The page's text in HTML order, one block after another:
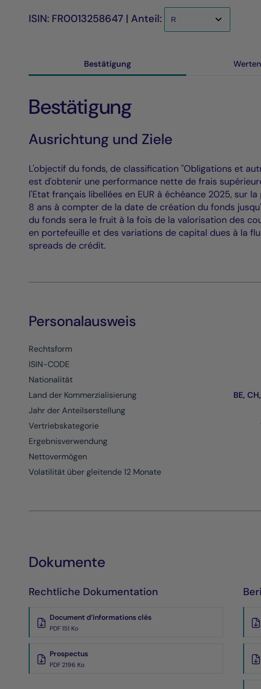
ISIN: FR0013258647 | Anteil:
Bestätigung
Bestätigung
Ausrichtung und Ziele
L'objectif du fonds, de classification "Obligations et
est d'obtenir une performance nette de frais
l'Etat français libellées en EUR à échéance 2025, sur
8 ans à compter de la date de création du fonds
du fonds sera le fruit à la fois de la valorisation des
en portefeuille et des variations de capital dues à la
spreads de crédit.
Personalausweis
Rechtsform
ISIN-CODE
Nationalität
Land der Kommerzialisierung
BE,
Jahr der Anteilserstellung
Vertriebskategorie
Ergebnisverwendung
Nettovermögen
Volatilität über gleitende 12 Monate
Dokumente
Rechtliche Dokumentation
Document d’informations clés
PDF 151 Ko
Prospectus
PDF 2196 Ko